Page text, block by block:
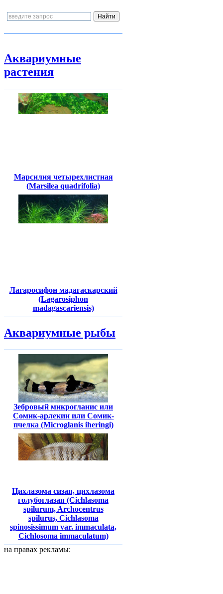
Аквариумные
растения
Марсилия четырехлистная
(Marsilea quadrifolia)
Лагаросифон мадагаскарский
(Lagarosiphon
madagascariensis)
Аквариумные рыбы
Зебровый микрогланис или
Сомик-арлекин или Сомик-
пчелка (Microglanis iheringi)
Цихлазома сизая, цихлазома
голубоглазая (Cichlasoma
spilurum, Archocentrus
spilurus, Cichlasoma
spinosissimum var. immaculata,
Cichlosoma immaculatum)
на правах рекламы: